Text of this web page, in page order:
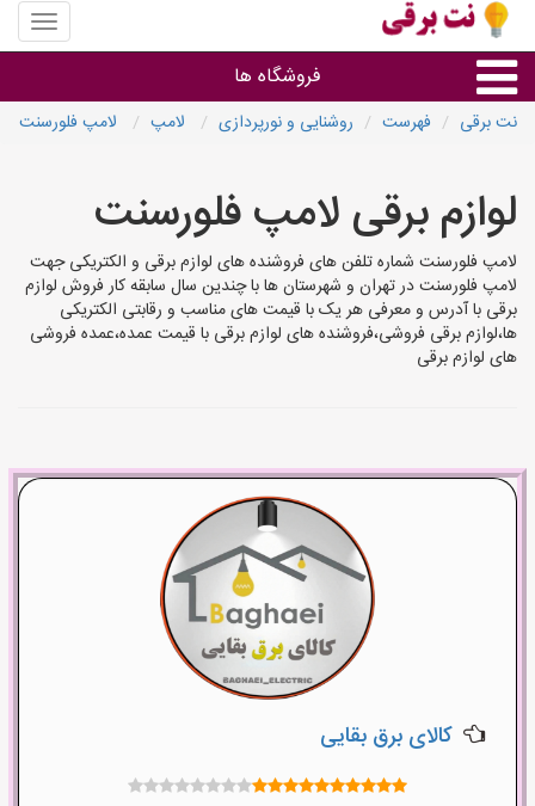
منوی
سایت
برقی
فروشگاه ها
سایر گروه ها
فروشنده های لوازم برقی
نت برقی فهرست روشنایی و نورپردازی لامپ لامپ فلورسنت
لوازم برقی لامپ فلورسنت
لامپ فلورسنت شماره تلفن های فروشنده های لوازم برقی و الکتریکی جهت
لامپ فلورسنت در تهران و شهرستان ها با چندین سال سابقه کار فروش لوازم
برقی با آدرس و معرفی هر یک با قیمت های مناسب و رقابتی الکتریکی
ها،لوازم برقی فروشی،فروشنده های لوازم برقی با قیمت عمده،عمده فروشی
های لوازم برقی
کالای برق بقایی